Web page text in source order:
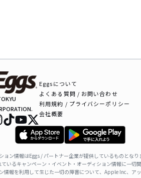
Eggsについて
よくある質問 / お問い合わせ
利用規約 / プライバシーポリシー
会社概要
ン情報はEggs / パートナー企業が提供しているものとなり
いるキャンペーン・イベント・オーディション情報に一切
報を利用して生じた一切の障害について、Apple Inc、ア